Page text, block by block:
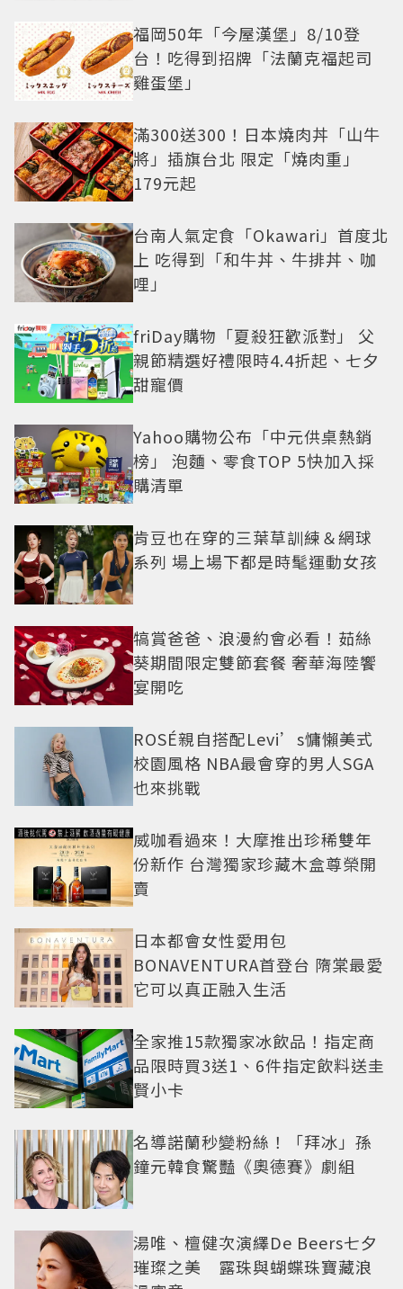
福岡50年「今屋漢堡」8/10登
台！吃得到招牌「法蘭克福起司
雞蛋堡」
滿300送300！日本燒肉丼「山牛
將」插旗台北 限定「燒肉重」
179元起
台南人氣定食「Okawari」首度北
上 吃得到「和牛丼、牛排丼、咖
哩」
friDay購物「夏殺狂歡派對」 父
親節精選好禮限時4.4折起、七夕
甜寵價
Yahoo購物公布「中元供桌熱銷
榜」 泡麵、零食TOP 5快加入採
購清單
肯豆也在穿的三葉草訓練＆網球
系列 場上場下都是時髦運動女孩
犒賞爸爸、浪漫約會必看！茹絲
葵期間限定雙節套餐 奢華海陸饗
宴開吃
ROSÉ親自搭配Levi’s慵懶美式
校園風格 NBA最會穿的男人SGA
也來挑戰
威咖看過來！大摩推出珍稀雙年
份新作 台灣獨家珍藏木盒尊榮開
賣
日本都會女性愛用包
BONAVENTURA首登台 隋棠最愛
它可以真正融入生活
全家推15款獨家冰飲品！指定商
品限時買3送1、6件指定飲料送圭
賢小卡
名導諾蘭秒變粉絲！「拜冰」孫
鐘元韓食驚豔《奧德賽》劇組
湯唯、檀健次演繹De Beers七夕
璀璨之美 露珠與蝴蝶珠寶藏浪